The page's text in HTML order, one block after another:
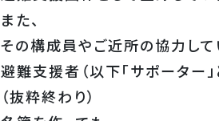
また、
その構成員やご近所の協力し
避難支援者（以下「サポーター」
（抜粋終わり）